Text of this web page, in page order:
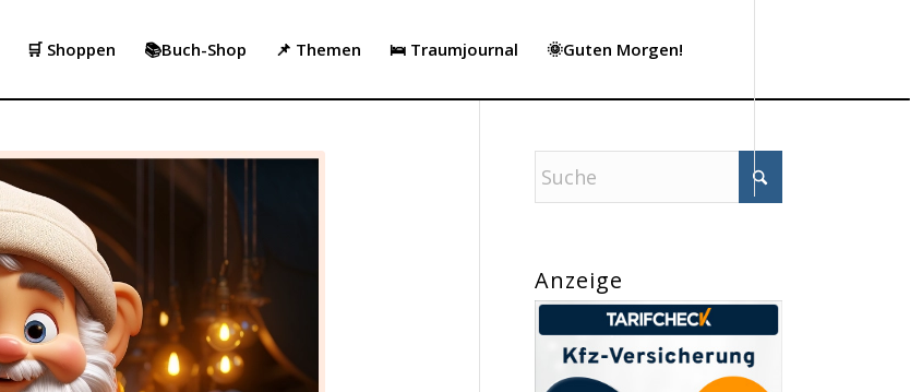
🛒 Shoppen 📚Buch-Shop 📌 Themen 🛌 Traumjournal 🌞Guten Morgen!
Anzeige